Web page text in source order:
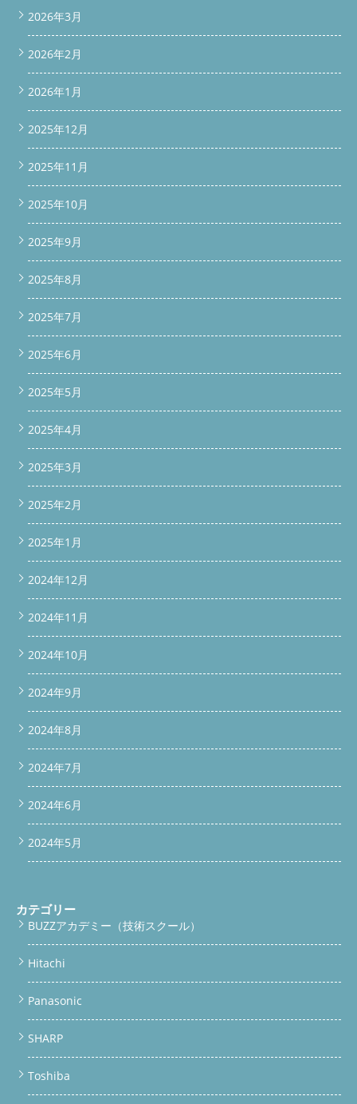
2026年3月
2026年2月
2026年1月
2025年12月
2025年11月
2025年10月
2025年9月
2025年8月
2025年7月
2025年6月
2025年5月
2025年4月
2025年3月
2025年2月
2025年1月
2024年12月
2024年11月
2024年10月
2024年9月
2024年8月
2024年7月
2024年6月
2024年5月
カテゴリー
BUZZアカデミー（技術スクール）
Hitachi
Panasonic
SHARP
Toshiba